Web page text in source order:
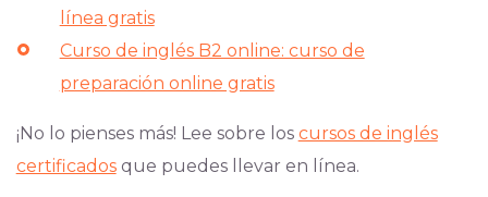
línea gratis
Curso de inglés B2 online: curso de
preparación online gratis
¡No lo pienses más! Lee sobre los cursos de inglés
certificadosque puedes llevar en línea.